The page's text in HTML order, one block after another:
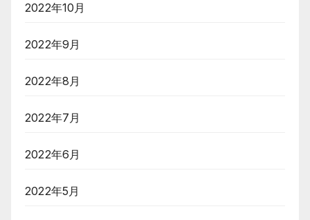
2022年10月
2022年9月
2022年8月
2022年7月
2022年6月
2022年5月